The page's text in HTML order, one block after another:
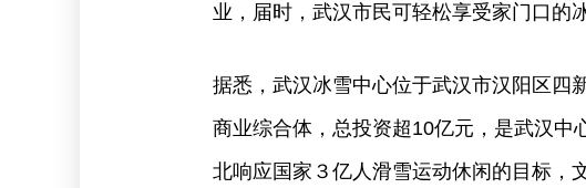
业，届时，武汉市民可轻松享受家门口的
据悉，武汉冰雪中心位于武汉市汉阳区四
商业综合体，总投资超10亿元，是武汉中
北响应国家３亿人滑雪运动休闲的目标，